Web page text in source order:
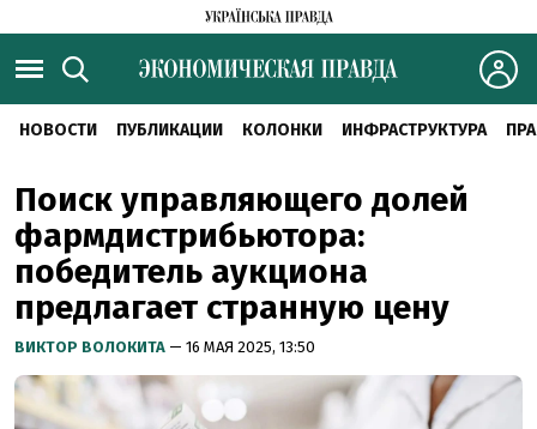
НОВОСТИ ПУБЛИКАЦИИ КОЛОНКИ ИНФРАСТРУКТУРА
Поиск управляющего долей
фармдистрибьютора:
победитель аукциона
предлагает странную цену
ВИКТОР ВОЛОКИТА — 16 МАЯ 2025, 13:50